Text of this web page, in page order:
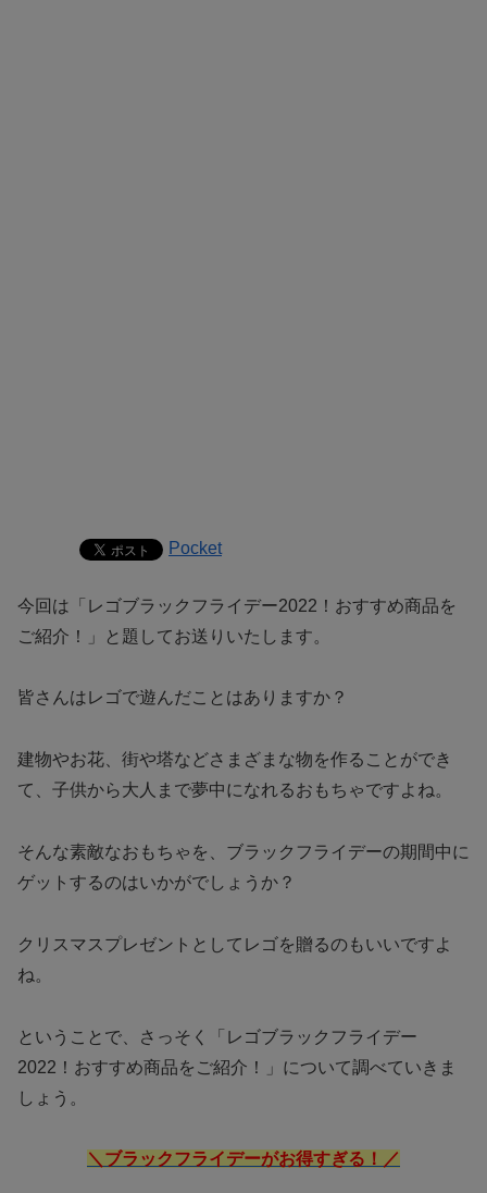
Pocket
今回は「 レゴブラックフライデー2022！おすすめ商品を
ご紹介！
」と題してお送りいたします。
皆さんはレゴで遊んだことはありますか？
建物やお花、街や塔などさまざまな物を作ることができ
て、子供から大人まで夢中になれるおもちゃですよね。
そんな素敵なおもちゃを、ブラックフライデーの期間中に
ゲットするのはいかがでしょうか？
クリスマスプレゼントとしてレゴを贈るのもいいですよ
ね。
ということで、さっそく「 レゴブラックフライデー
2022！おすすめ商品をご紹介！
」について調べていきま
しょう。
＼ブラックフライデーがお得すぎる！／